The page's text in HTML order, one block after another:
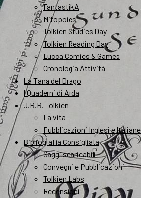
FantastikA
Mitopoiesi
Tolkien Studies Day
Tolkien Reading Day
Lucca Comics & Games
Cronologia Attività
La Tana del Drago
I Quaderni di Arda
J.R.R. Tolkien
La vita
Pubblicazioni Inglesi e Italiane
Bibliografia Consigliata
Saggi scaricabili
Convegni e Pubblicazioni
Tolkien Labs
Recensioni